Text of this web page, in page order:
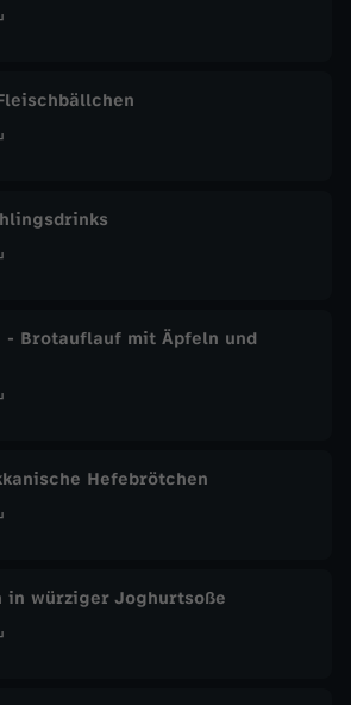
Brotauflauf mit Äpfeln und
Hefebrötchen
in würziger Joghurtsoße